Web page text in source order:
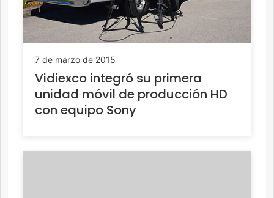
7 de marzo de 2015
Vidiexco integró su primera
unidad móvil de producción HD
con equipo Sony